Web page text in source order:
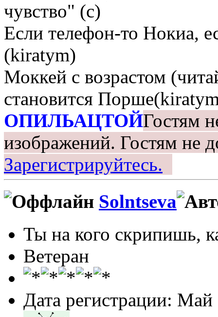
чувство" (с)
Если телефон-то Нокиа,
(kiratym)
Моккей с возрастом
становится
ОПИЛЬАЦТОЙГостям
изображений. Гостям не
Зарегистрируйтесь.
Solntseva
Ты на кого скрипишь,
Ветеран
Дата регистрации: Май